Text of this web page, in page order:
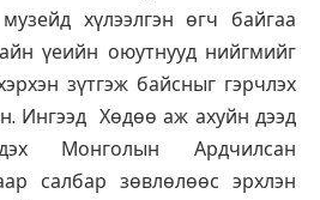
хүлээлгэн өгч байгаа
үеийн оюутнууд нийгмийг
зүтгэж байсныг гэрчлэх
Ингээд Хөдөө аж ахуйн дээд
Монголын Ардчилсан
салбар зөвлөлөөс эрхлэн